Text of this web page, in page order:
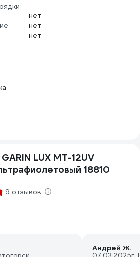
нет
нет
нет
LUX MT-12UV
18810
9 отзывов
Андрей Ж.